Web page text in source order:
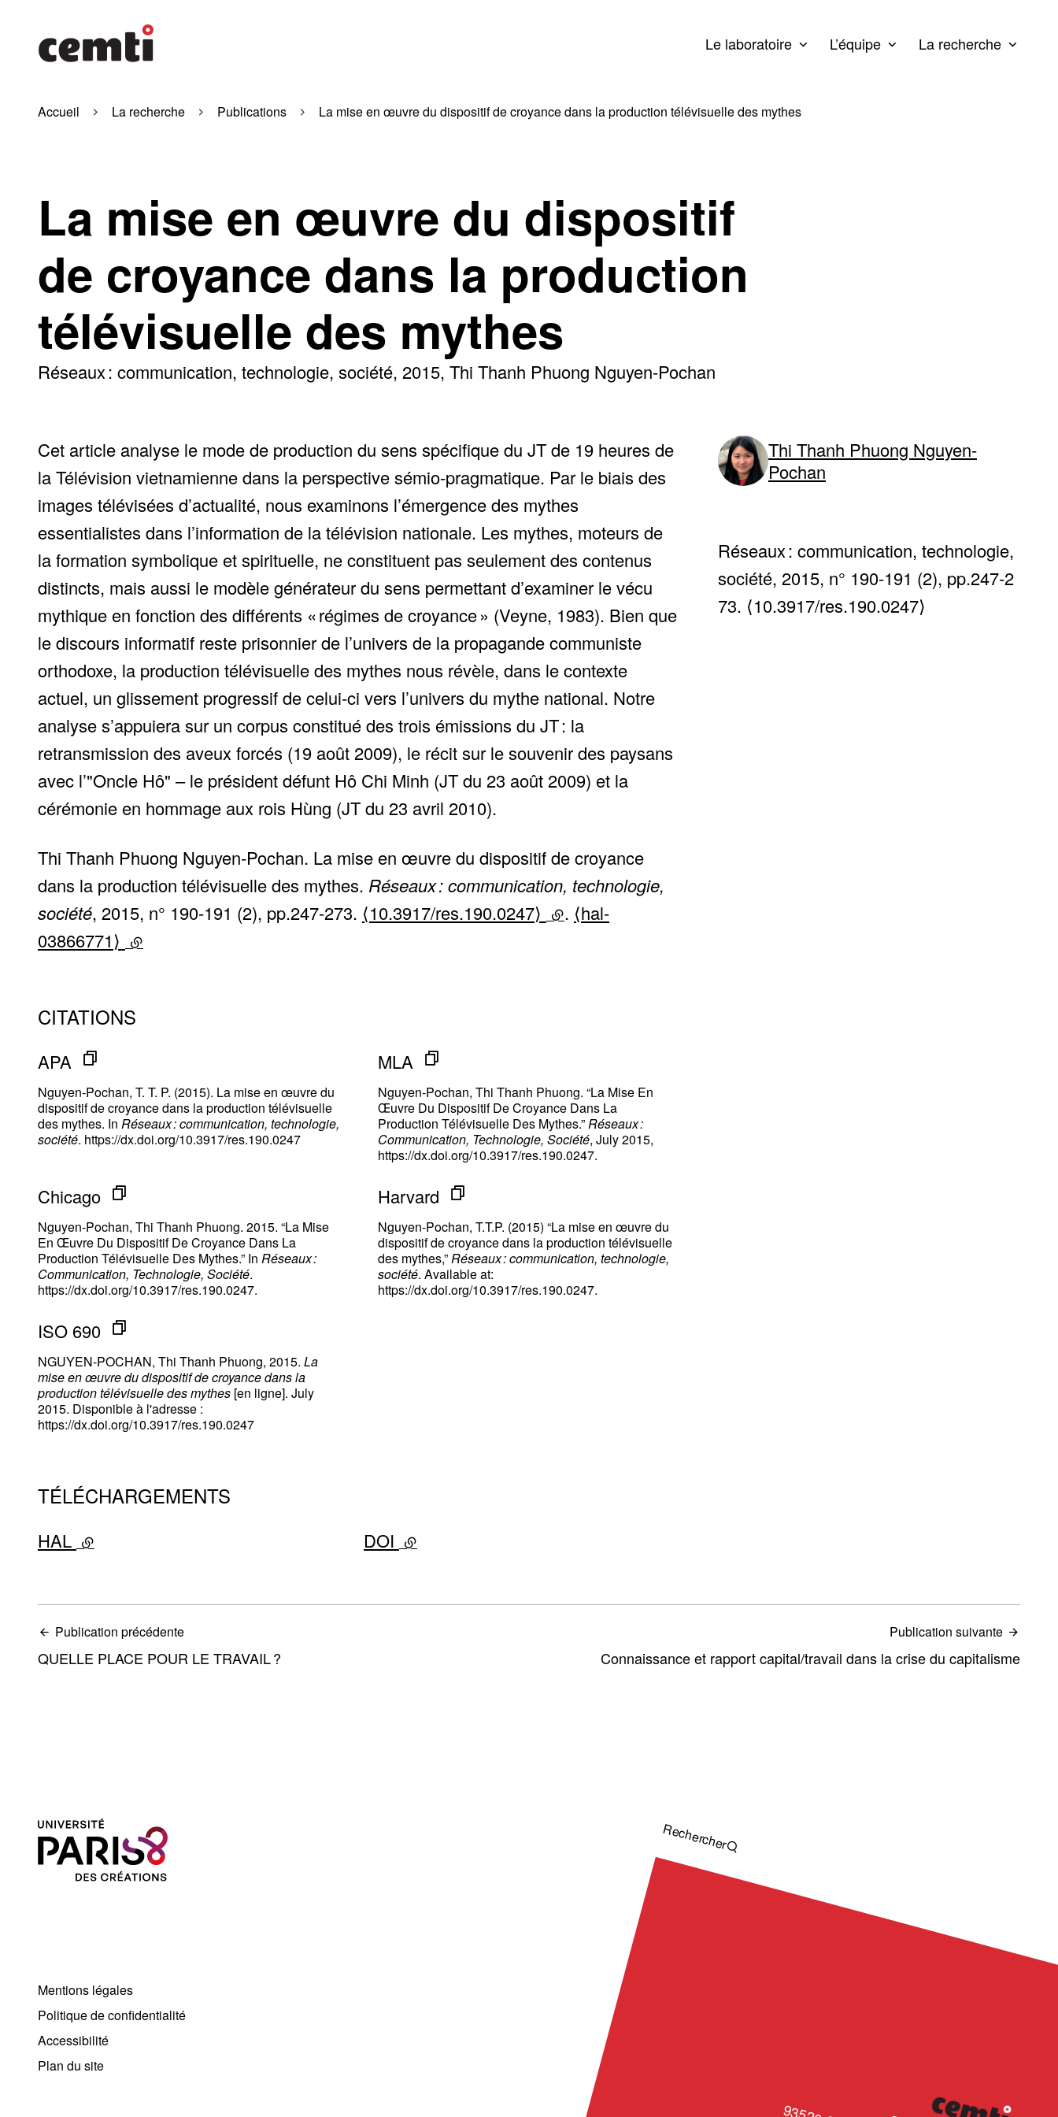
Le laboratoire L’équipe La recherche
Accueil La recherche Publications La mise en œuvre du dispositif de croyance dans la production télévisuelle des mythes
La mise en œuvre du dispositif
de croyance dans la production
télévisuelle des mythes
Réseaux : communication, technologie, société 2015 Thi Thanh Phuong Nguyen-Pochan
Thi Thanh Phuong Nguyen-
Pochan
Réseaux : communication, technologie,
société, 2015, n° 190-191 (2), pp.247-2
73. ⟨10.3917/res.190.0247⟩
Cet article analyse le mode de production du sens spécifique du JT de 19 heures de
la Télévision vietnamienne dans la perspective sémio-pragmatique. Par le biais des
images télévisées d’actualité, nous examinons l’émergence des mythes
essentialistes dans l’information de la télévision nationale. Les mythes, moteurs de
la formation symbolique et spirituelle, ne constituent pas seulement des contenus
distincts, mais aussi le modèle générateur du sens permettant d’examiner le vécu
mythique en fonction des différents « régimes de croyance » (Veyne, 1983). Bien que
le discours informatif reste prisonnier de l’univers de la propagande communiste
orthodoxe, la production télévisuelle des mythes nous révèle, dans le contexte
actuel, un glissement progressif de celui-ci vers l’univers du mythe national. Notre
analyse s’appuiera sur un corpus constitué des trois émissions du JT : la
retransmission des aveux forcés (19 août 2009), le récit sur le souvenir des paysans
avec l’"Oncle Hô" – le président défunt Hô Chi Minh (JT du 23 août 2009) et la
cérémonie en hommage aux rois Hùng (JT du 23 avril 2010).
Thi Thanh Phuong Nguyen-Pochan. La mise en œuvre du dispositif de croyance
dans la production télévisuelle des mythes. Réseaux : communication, technologie,
société, 2015, n° 190-191 (2), pp.247-273. ⟨10.3917/res.190.0247⟩ (lien externe)
. ⟨hal-
03866771⟩ (lien externe)
CITATIONS
APA
Nguyen-Pochan, T. T. P. (2015). La mise en œuvre du
dispositif de croyance dans la production télévisuelle
des mythes. In Réseaux : communication, technologie,
société. https://dx.doi.org/10.3917/res.190.0247
MLA
Nguyen-Pochan, Thi Thanh Phuong. “La Mise En
Œuvre Du Dispositif De Croyance Dans La
Production Télévisuelle Des Mythes.” Réseaux :
Communication, Technologie, Société, July 2015,
https://dx.doi.org/10.3917/res.190.0247.
Chicago
Nguyen-Pochan, Thi Thanh Phuong. 2015. “La Mise
En Œuvre Du Dispositif De Croyance Dans La
Production Télévisuelle Des Mythes.” In Réseaux :
Communication, Technologie, Société.
https://dx.doi.org/10.3917/res.190.0247.
Harvard
Nguyen-Pochan, T.T.P. (2015) “La mise en œuvre du
dispositif de croyance dans la production télévisuelle
des mythes,” Réseaux : communication, technologie,
société. Available at:
https://dx.doi.org/10.3917/res.190.0247.
ISO 690
NGUYEN-POCHAN, Thi Thanh Phuong, 2015. La
mise en œuvre du dispositif de croyance dans la
production télévisuelle des mythes [en ligne]. July
2015. Disponible à l'adresse :
https://dx.doi.org/10.3917/res.190.0247
TÉLÉCHARGEMENTS
HAL - lien externe DOI - lien externe
Publication précédente
QUELLE PLACE POUR LE TRAVAIL ?
Publication suivante
Connaissance et rapport capital/travail dans la crise du capitalisme
Mentions légales
Politique de confidentialité
Accessibilité
Plan du site
Rechercher